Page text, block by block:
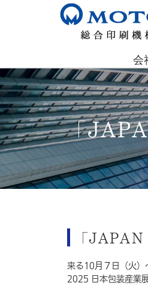
会
「
「JAPAN
来る10月７日（火
2025 日本包装産業